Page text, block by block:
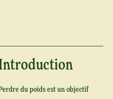
du poids est un objectif